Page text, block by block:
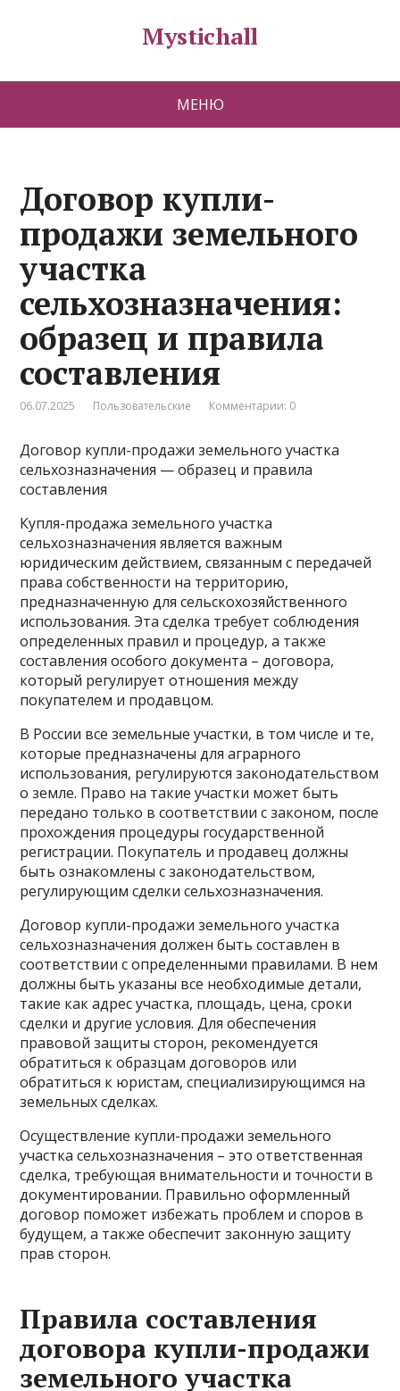
Mystichall
МЕНЮ
Договор купли-
продажи земельного
участка
сельхозназначения:
образец и правила
составления
06.07.2025 Пользовательские Комментарии: 0
Договор купли-продажи земельного участка
сельхозназначения — образец и правила
составления
Купля-продажа земельного участка
сельхозназначения является важным
юридическим действием, связанным с передачей
права собственности на территорию,
предназначенную длясельскохозяйственного
использования. Эта сделка требует соблюдения
определенных правил и процедур, а также
составления особого документа – договора,
который регулирует отношения между
покупателем и продавцом.
В России все земельные участки, в том числе и те,
которые предназначены для аграрного
использования, регулируются законодательством
о земле. Право на такие участки может быть
передано только в соответствии с законом, после
прохождения процедуры государственной
регистрации. Покупатель и продавец должны
быть ознакомлены с законодательством,
регулирующим сделки сельхозназначения.
Договор купли-продажи земельного участка
сельхозназначения должен быть составлен в
соответствии с определенными правилами. В нем
должны быть указаны все необходимые детали,
такие как адрес участка, площадь, цена, сроки
сделки и другие условия. Для обеспечения
правовой защиты сторон, рекомендуется
обратиться к образцам договоров или
обратиться к юристам, специализирующимся на
земельных сделках.
Осуществление купли-продажи земельного
участка сельхозназначения – это ответственная
сделка, требующая внимательности и точности в
документировании. Правильно оформленный
договор поможет избежать проблем и споров в
будущем, а также обеспечит законную защиту
прав сторон.
Правила составления
договора купли-продажи
земельного участка